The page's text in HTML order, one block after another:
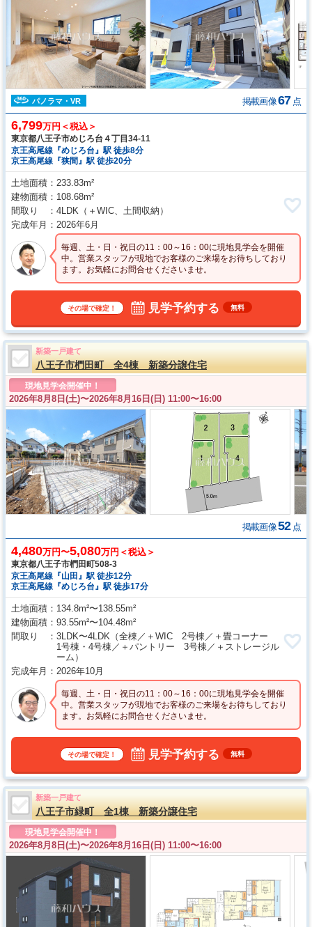
パノラマ・VR 掲載画像67 点
6,799万円＜税込＞
東京都八王子市めじろ台４丁目34-11
京王高尾線『めじろ台』駅 徒歩8分
京王高尾線『狭間』駅 徒歩20分
土地面積
233.83m²
建物面積
108.68m²
間取り
4LDK （＋WIC、土間収納）
完成年月
2026年6月
毎週、土・日・祝日の11：00～16：00に現地見学会を開催
中。営業スタッフが現地でお客様のご来場をお待ちしており
ます。お気軽にお問合せくださいませ。
その場で確定！ 見学予約する 無料
新築一戸建て
八王子市椚田町 全4棟 新築分譲住宅
現地見学会開催中！
2026年8月8日(土)〜2026年8月16日(日) 11:00〜16:00
掲載画像52 点
4,480万円〜5,080万円＜税込＞
東京都八王子市椚田町508‐3
京王高尾線『山田』駅 徒歩12分
京王高尾線『めじろ台』駅 徒歩17分
土地面積
134.8m²〜138.55m²
建物面積
93.55m²〜104.48m²
間取り
3LDK〜4LDK （全棟／＋WIC 2号棟／＋畳コーナー
1号棟・4号棟／＋パントリー 3号棟／＋ストレージル
ーム）
完成年月
2026年10月
毎週、土・日・祝日の11：00～16：00に現地見学会を開催
中。営業スタッフが現地でお客様のご来場をお待ちしており
ます。お気軽にお問合せくださいませ。
その場で確定！ 見学予約する 無料
新築一戸建て
八王子市緑町 全1棟 新築分譲住宅
現地見学会開催中！
2026年8月8日(土)〜2026年8月16日(日) 11:00〜16:00